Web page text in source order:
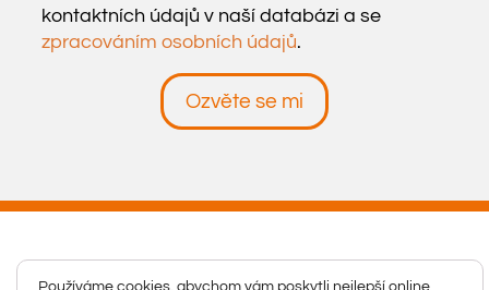
kontaktních údajů v naší databázi a se
zpracováním osobních údajů.
Ozvěte se mi
Sídlo společnosti
Více informací o tom, které soubory cookies používáme,
Přijmout